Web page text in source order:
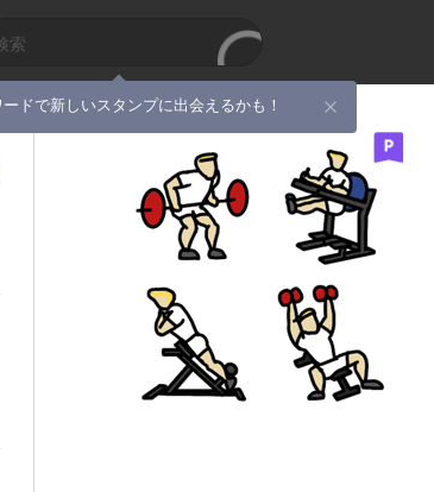
ードで新しいスタンプに出会えるかも！